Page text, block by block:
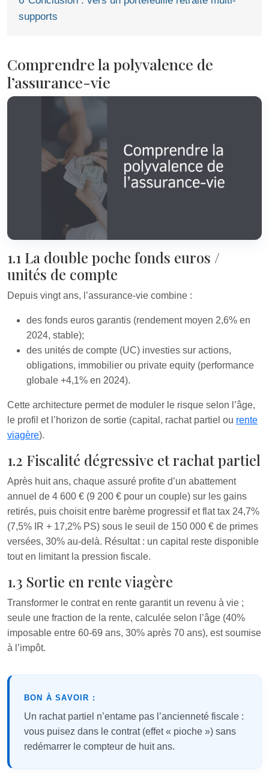
supports
Comprendre la polyvalence de
l’assurance-vie
1.1 La double poche fonds euros /
unités de compte
Depuis vingt ans, l’assurance-vie combine :
des fonds euros garantis (rendement moyen 2,6% en
2024, stable);
des unités de compte (UC) investies sur actions,
obligations, immobilier ou private equity (performance
globale +4,1% en 2024).
Cette architecture permet de moduler le risque selon l’âge,
le profil et l’horizon de sortie (capital, rachat partiel ou rente
viagère).
1.2 Fiscalité dégressive et rachat partiel
Après huit ans, chaque assuré profite d’un abattement
annuel de 4 600 € (9 200 € pour un couple) sur les gains
retirés, puis choisit entre barème progressif et flat tax 24,7%
(7,5% IR + 17,2% PS) sous le seuil de 150 000 € de primes
versées, 30% au-delà. Résultat : un capital reste disponible
tout en limitant la pression fiscale.
1.3 Sortie en rente viagère
Transformer le contrat en rente garantit un revenu à vie ;
seule une fraction de la rente, calculée selon l’âge (40%
imposable entre 60-69 ans, 30% après 70 ans), est soumise
à l’impôt.
BON À SAVOIR :
Un rachat partiel n’entame pas l’ancienneté fiscale :
vous puisez dans le contrat (effet « pioche ») sans
redémarrer le compteur de huit ans.